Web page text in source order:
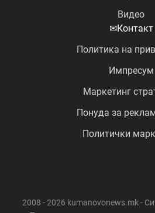
Видео
✉Контакт
Политика на
Импресум
Маркетинг
Понуда за
Политички
2008 - 2026 kumanovonews.mk -